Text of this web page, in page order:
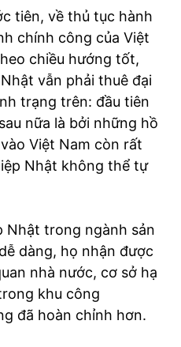
tiên, về thủ tục hành
chính công của Việt
chiều hướng tốt,
vẫn phải thuê đại
trạng trên: đầu tiên
nữa là bởi những hồ
Việt Nam còn rất
Nhật không thể tự
Nhật trong ngành sản
dàng, họ nhận được
nhà nước, cơ sở hạ
khu công
đã hoàn chỉnh hơn.